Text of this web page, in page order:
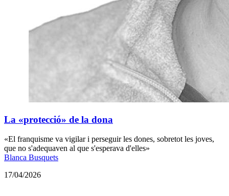
La «protecció» de la dona
«El franquisme va vigilar i perseguir les dones, sobretot les joves,
que no s'adequaven al que s'esperava d'elles»
Blanca Busquets
17/04/2026